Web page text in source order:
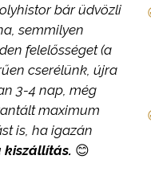
bár üdvözli
semmilyen
felelősséget (a
cserélünk, újra
3-4 nap, még
maximum
is, ha igazán
kiszállítás. 😊